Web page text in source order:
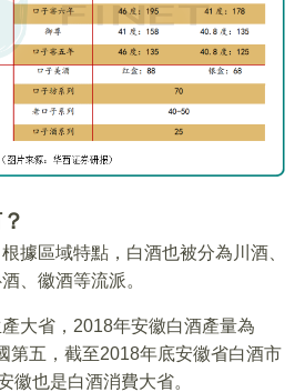
據區域特點，白酒也被分為川酒、
、徽酒等流派。
大省，2018年安徽白酒產量為
第五，截至2018年底安徽省白酒市
徽也是白酒消費大省。